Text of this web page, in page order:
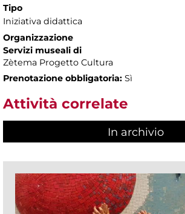
Tipo
Iniziativa didattica
Organizzazione
Servizi museali di
Zètema Progetto Cultura
Prenotazione obbligatoria: Sì
Attività correlate
In archivio